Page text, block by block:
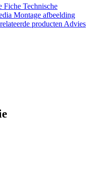
Fiche Technische
Montage afbeelding
producten Advies